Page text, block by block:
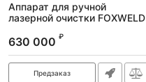
Аппарат для ручной
лазерной очистки FOXWELD
Артикул: 9304
630 000 ₽
Предзаказ